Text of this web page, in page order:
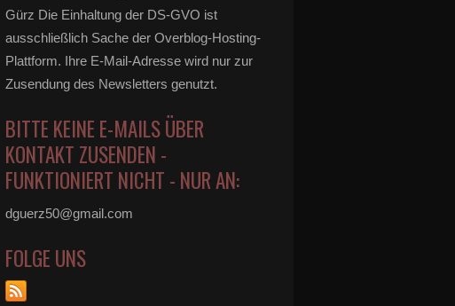
Gürz Die Einhaltung der DS-GVO ist
ausschließlich Sache der Overblog-Hosting-
Plattform. Ihre E-Mail-Adresse wird nur zur
Zusendung des Newsletters genutzt.
BITTE KEINE E-MAILS ÜBER
KONTAKT ZUSENDEN -
FUNKTIONIERT NICHT - NUR AN:
dguerz50@gmail.com
FOLGE UNS